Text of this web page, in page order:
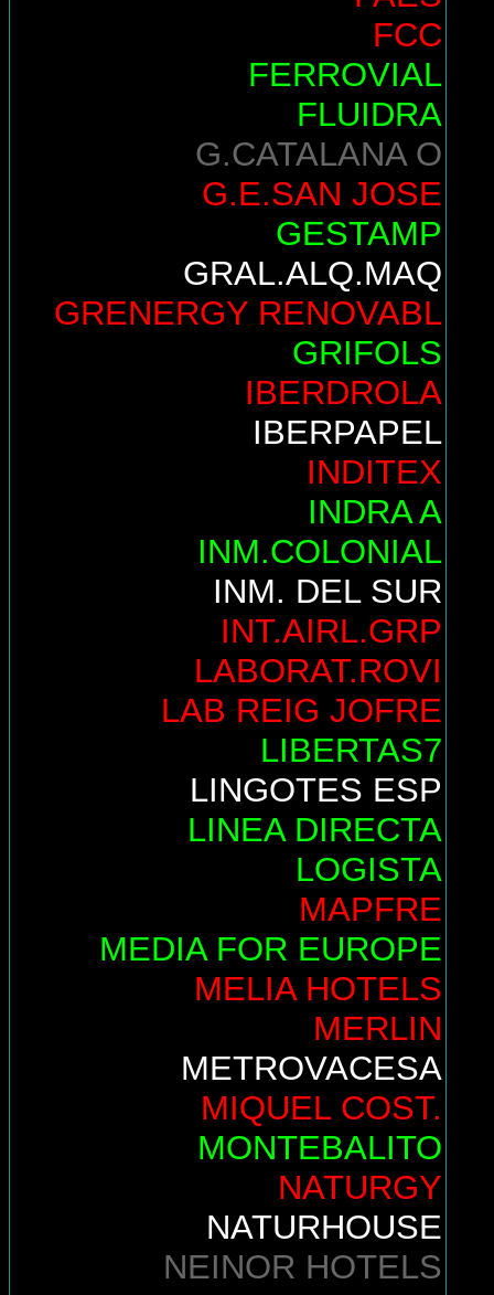
FCC
FERROVIAL
FLUIDRA
G.CATALANA O
G.E.SAN JOSE
GESTAMP
GRAL.ALQ.MAQ
GRENERGY RENOVABL
GRIFOLS
IBERDROLA
IBERPAPEL
INDITEX
INDRA A
INM.COLONIAL
INM. DEL SUR
INT.AIRL.GRP
LABORAT.ROVI
LAB REIG JOFRE
LIBERTAS7
LINGOTES ESP
LINEA DIRECTA
LOGISTA
MAPFRE
MEDIA FOR EUROPE
MELIA HOTELS
MERLIN
METROVACESA
MIQUEL COST.
MONTEBALITO
NATURGY
NATURHOUSE
NEINOR HOTELS